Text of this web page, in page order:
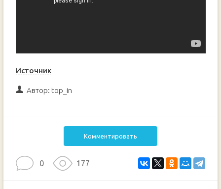
Источник
Автор: top_in
Комментировать
0 177